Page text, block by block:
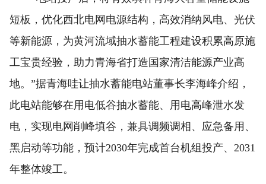
短板，优化西北电网电源结构，高效消纳风电、光伏
等新能源，为黄河流域抽水蓄能工程建设积累高原施
工宝贵经验，助力青海省打造国家清洁能源产业高
地。”据青海哇让抽水蓄能电站董事长李海峰介绍，
此电站能够在用电低谷抽水蓄能、用电高峰泄水发
电，实现电网削峰填谷，兼具调频调相、应急备用、
黑启动等功能，预计2030年完成首台机组投产、2031
年整体竣工。